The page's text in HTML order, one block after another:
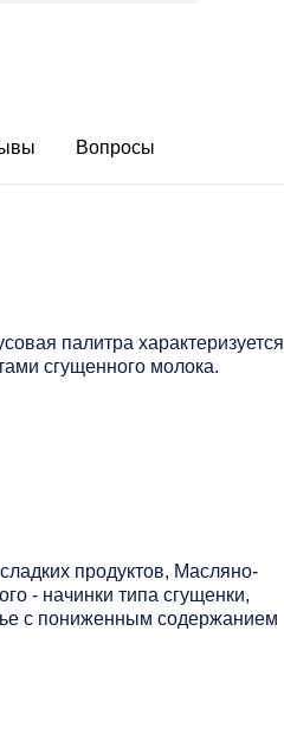
Вопросы
палитра характеризуется
сгущенного молока.
продуктов, Масляно-
- начинки типа сгущенки,
с пониженным содержанием